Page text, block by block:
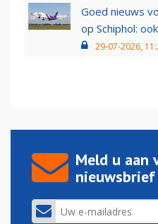
Goed nieuws
op Schiphol:
29-07-2026,
Meld u aan
nieuwsbrief